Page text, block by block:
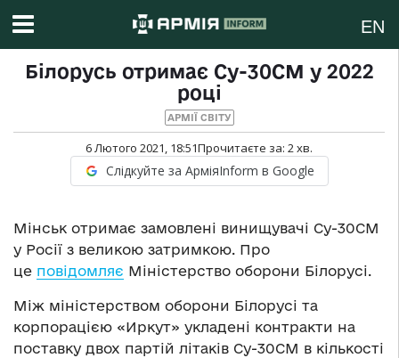
EN
Білорусь отримає Су-30СМ у 2022
році
АРМІЇ СВІТУ
6 Лютого 2021, 18:51Прочитаєте за: 2хв.
Слідкуйте за АрміяInform в Google
Мінськ отримає замовлені винищувачі Су-30СМ
у Росії з великою затримкою. Про
це повідомляє Міністерство оборони Білорусі.
Між міністерством оборони Білорусі та
корпорацією «Иркут» укладені контракти на
поставку двох партій літаків Су-30СМ в кількості